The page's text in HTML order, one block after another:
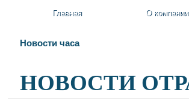
Главная О компании
Новости часа
НОВОСТИ